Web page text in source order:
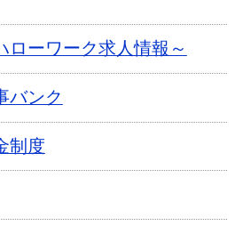
ローワーク求人情報～
バンク
制度